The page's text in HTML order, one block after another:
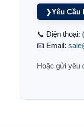
❯Yêu Cầu
📞 Điện thoại:
📧 Email:
Hoặc gửi yêu